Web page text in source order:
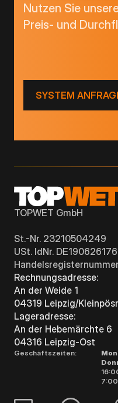
Nutzen Sie
Preis- und
SYSTEM
TOPWET GmbH
St.-Nr. 23210504249
USt. IdNr. DE190626176
Rechnungsadresse:
An der Weide 1
04319 Leipzig/
Lageradresse:
An der Hebemärchte 6
04316 Leipzig-Ost
Geschäftszeiten: